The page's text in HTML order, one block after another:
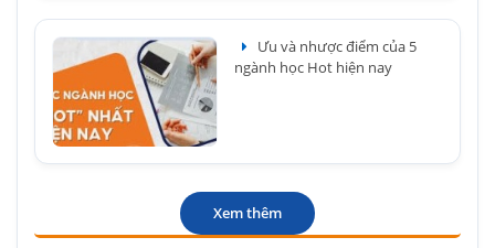
Ưu và nhược điểm của 5
ngành học Hot hiện nay
Xem thêm